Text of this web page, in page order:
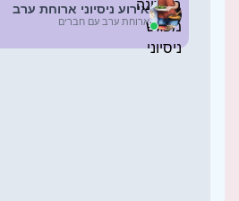
אירוע ניסיוני ארוחת ערב
ארוחת ערב עם חברים